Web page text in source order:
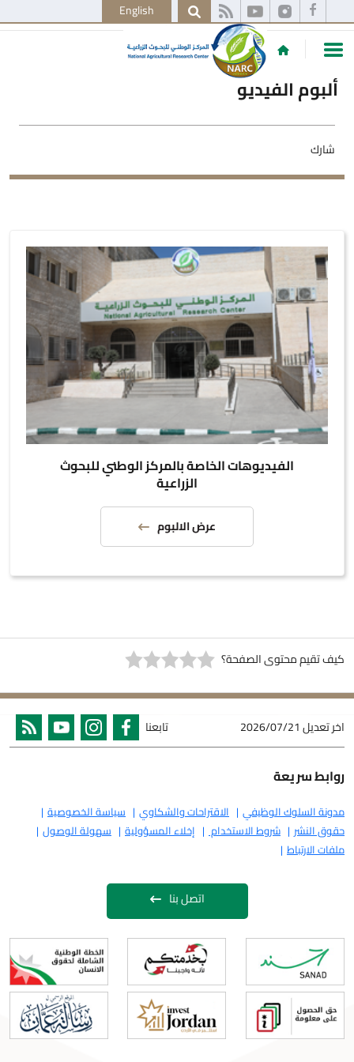
English
ألبوم الفيديو
شارك
الفيديوهات الخاصة بالمركز الوطني للبحوث
الزراعية
عرض الالبوم
كيف تقيم محتوى الصفحة؟
اخر تعديل2026/07/21 تابعنا
روابط سريعة
مدونة السلوك الوظيفي الاقتراحات والشكاوي
سياسة الخصوصية
حقوق النشر
شروط الاستخدام إخلاء المسؤولية
سهولة الوصول
ملفات الارتباط
اتصل بنا